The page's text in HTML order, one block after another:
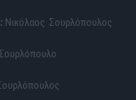
Νικόλαος Σουρλόπουλος